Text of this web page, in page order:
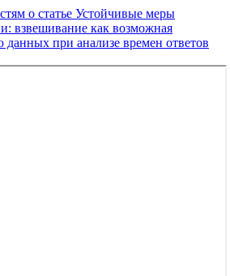
о статье Устойчивые меры
взвешивание как возможная
данных при анализе времен ответов